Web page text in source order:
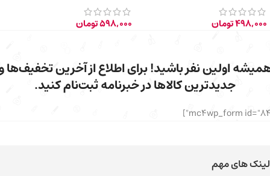
498,000تومان 598,000تومان
اولین نفر باشید! برای اطلاع از آخرین تخفیف‌ها
جدیدترین کالاها در خبرنامه ثبت‌نام کنید.
لینک های مهم